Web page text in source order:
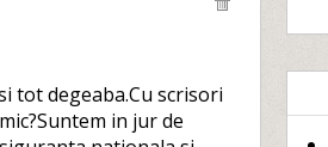
tot degeaba.Cu scrisori
in jur de